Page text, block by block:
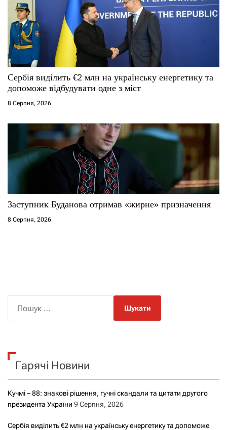
Сербія виділить €2 млн на українську енергетику та
допоможе відбудувати одне з міст
8 Серпня, 2026
Заступник Буданова отримав «жирне» призначення
8 Серпня, 2026
к
Гарячі Новини
Кучмі – 88: знакові рішення, гучні скандали та цитати другого
президента України 9 Серпня, 2026
Сербія виділить €2 млн на українську енергетику та допоможе